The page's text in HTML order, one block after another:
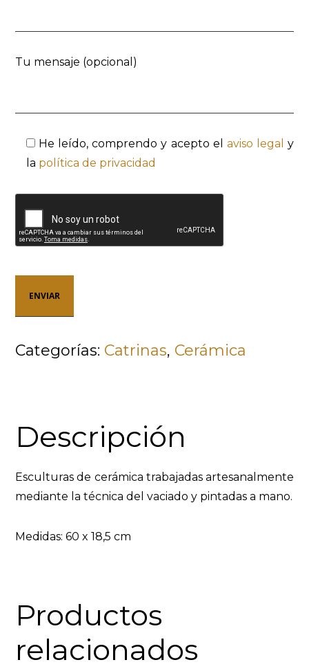
Tu mensaje (opcional)
He leído, comprendo y acepto el aviso legal y
la política de privacidad
Categorías: Catrinas, Cerámica
Descripción
Esculturas de cerámica trabajadas artesanalmente
mediante la técnica del vaciado y pintadas a mano.
Medidas: 60 x 18,5 cm
Productos
relacionados